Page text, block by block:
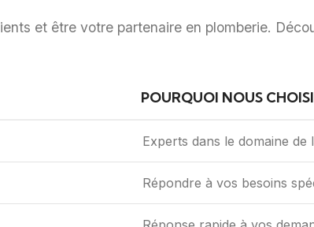
et être votre partenaire en plomberie.
POURQUOI NOUS
Experts dans le domaine de
Répondre à vos besoins